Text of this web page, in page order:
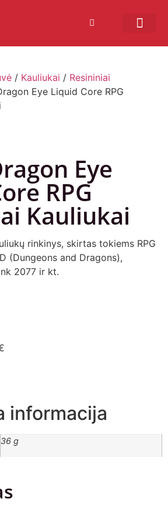
/ Kauliukai / Resininiai
Eye Liquid Core RPG
Eye
RPG
Kauliukai
rinkinys, skirtas tokiems RPG
(Dungeons and Dragons),
2077 ir kt.
informacija
36 g